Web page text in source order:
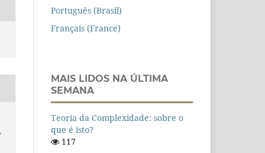
Português (Brasil)
Français (France)
MAIS LIDOS NA ÚLTIMA
SEMANA
Teoria da Complexidade: sobre o
que é isto?
117